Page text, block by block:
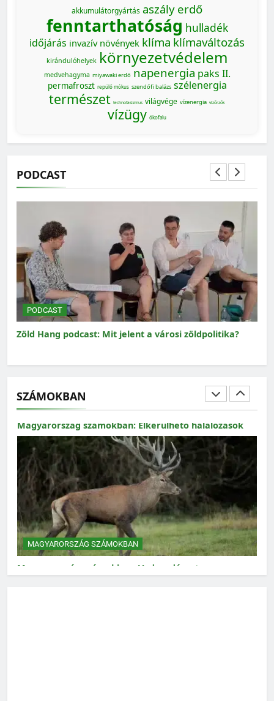
akkumulátorgyártás aszály erdő
fenntarthatóság hulladék
időjárás invazív növények klíma klímaváltozás
kirándulóhelyek környezetvédelem
medvehagyma miyawaki erdő napenergia paks II.
permafroszt repülő mókus szendőfi balázs szélenergia
természet technofasizmus világvége vízenergia vízőrzők
vízügy ökofalu
PODCAST
PODCAST
Zöld Hang podcast: Mit jelent a városi zöldpolitika?
SZÁMOKBAN
MAGYARORSZÁG SZÁMOKBAN
MAGYARORSZÁG SZÁMOKBAN
Magyarország számokban: Fogyasztási lábnyom
MAGYARORSZÁG SZÁMOKBAN
Magyarország számokban: Elkerülhető halálozások
MAGYARORSZÁG SZÁMOKBAN
Magyarország számokban: Vad, vadászat